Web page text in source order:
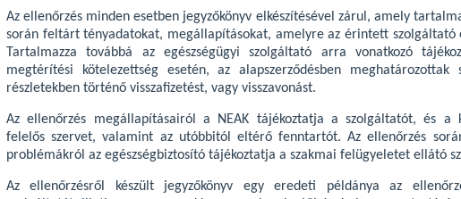
Az ellenőrzés minden esetben jegyzőkönyv elkészítésével zárul, amely
során feltárt tényadatokat, megállapításokat, amelyre az érintett szolgáltató
Tartalmazza továbbá az egészségügyi szolgáltató arra vonatkozó
megtérítési kötelezettség esetén, az alapszerződésben
részletekben történő visszafizetést, vagy visszavonást.
Az ellenőrzés megállapításairól a NEAK tájékoztatja a szolgáltatót, és a
felelős szervet, valamint az utóbbitól eltérő fenntartót. Az ellenőrzés
problémákról az egészségbiztosító tájékoztatja a szakmai felügyeletet ellátó
Az ellenőrzésről készült jegyzőkönyv egy eredeti példánya az